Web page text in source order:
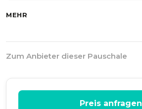
MEHR
Zum Anbieter dieser Pauschale
Preis anfragen